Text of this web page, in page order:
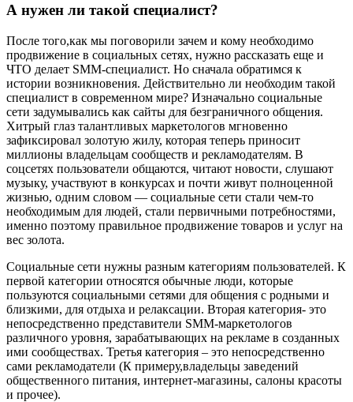
А нужен ли такой специалист?
После того,как мы поговорили зачем и кому необходимо
продвижение в социальных сетях, нужно рассказать еще и
ЧТО делает SMM-специалист. Но сначала обратимся к
истории возникновения. Действительно ли необходим такой
специалист в современном мире? Изначально социальные
сети задумывались как сайты для безграничного общения.
Хитрый глаз талантливых маркетологов мгновенно
зафиксировал золотую жилу, которая теперь приносит
миллионы владельцам сообществ и рекламодателям. В
соцсетях пользователи общаются, читают новости, слушают
музыку, участвуют в конкурсах и почти живут полноценной
жизнью, одним словом — социальные сети стали чем-то
необходимым для людей, стали первичными потребностями,
именно поэтому правильное продвижение товаров и услуг на
вес золота.
Социальные сети нужны разным категориям пользователей. К
первой категории относятся обычные люди, которые
пользуются социальными сетями для общения с родными и
близкими, для отдыха и релаксации. Вторая категория- это
непосредственно представители SMM-маркетологов
различного уровня, зарабатывающих на рекламе в созданных
ими сообществах. Третья категория – это непосредственно
сами рекламодатели (К примеру,владельцы заведений
общественного питания, интернет-магазины, салоны красоты
и прочее).